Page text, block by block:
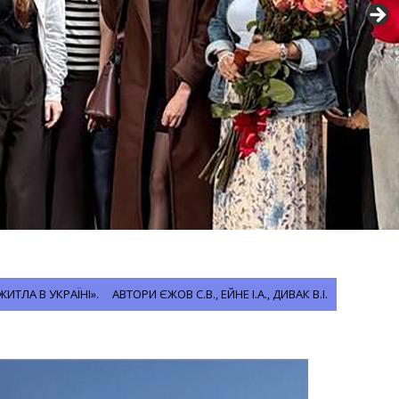
В УКРАЇНІ». АВТОРИ ЄЖОВ С.В., ЕЙНЕ І.А., ДИВАК В.І.